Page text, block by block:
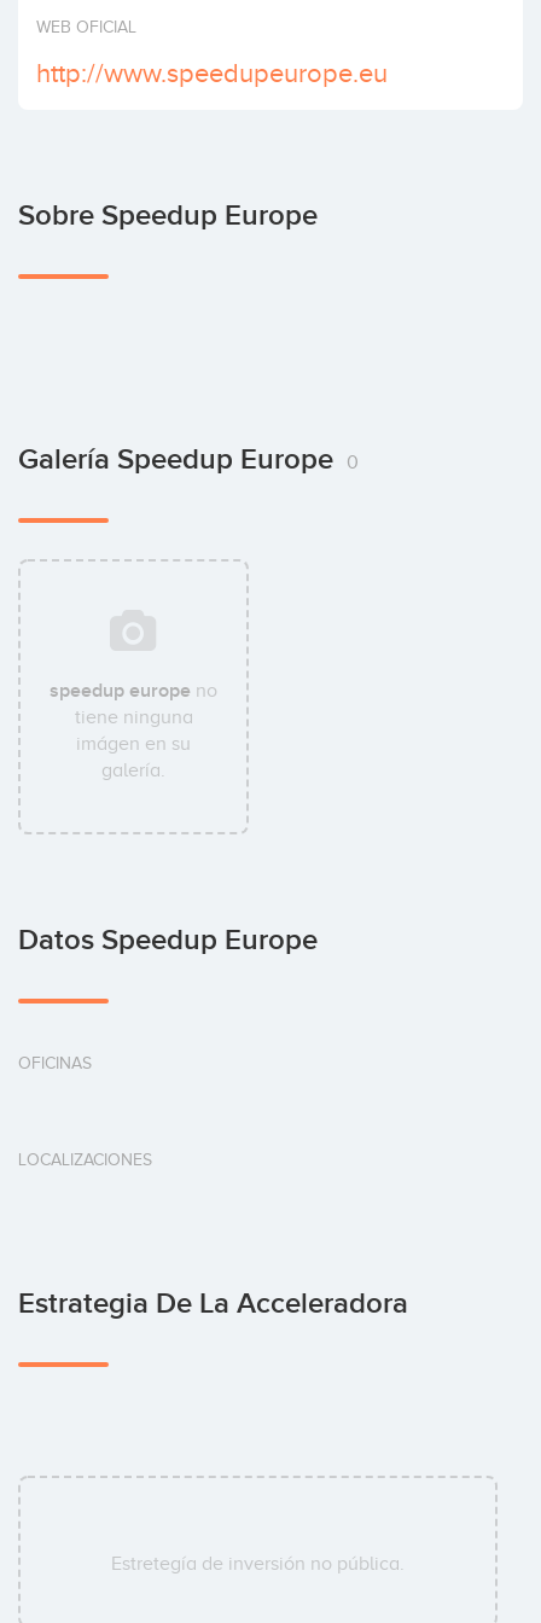
Invertir
WEB OFICIAL
http://www.speedupeurope.eu
Sobre Speedup Europe
Galería Speedup Europe 0
speedup europe no
tiene ninguna
imágen en su
galería.
Datos Speedup Europe
OFICINAS
LOCALIZACIONES
Estrategia De La Acceleradora
Estretegía de inversión no pública.